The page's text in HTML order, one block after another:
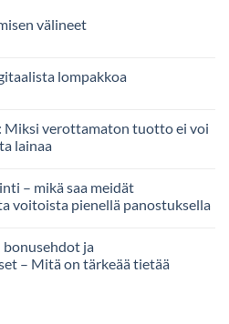
välineet
lompakkoa
Miksi verottamaton tuotto ei voi
lainaa
– mikä saa meidät
voitoista pienellä panostuksella
ja
– Mitä on tärkeää tietää